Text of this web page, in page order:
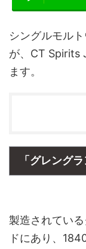
シングルモル
が、CT Spirits
ます。
「グレング
製造されてい
ドにあり、